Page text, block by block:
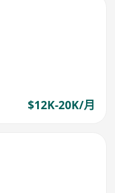
$12K-20K/月